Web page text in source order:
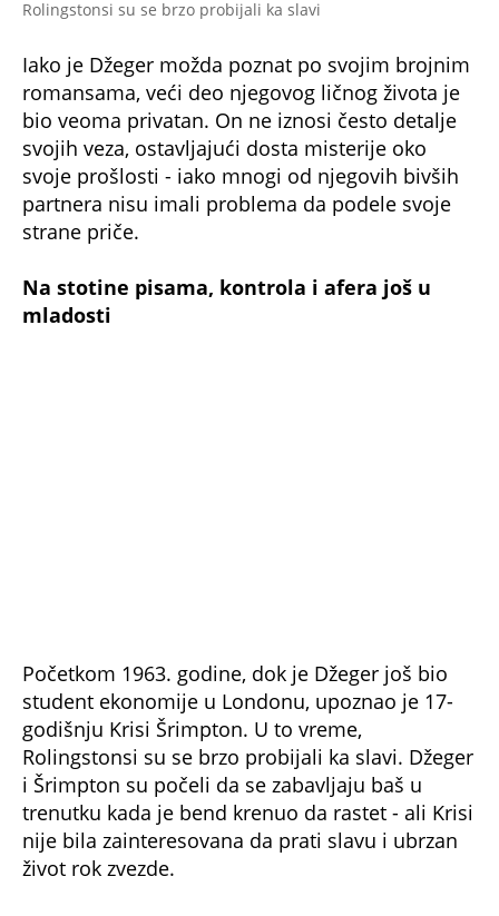
romansama, veći deo njegovog ličnog života je
bio veoma privatan. On ne iznosi često detalje
svojih veza, ostavljajući dosta misterije oko
svoje prošlosti - iako mnogi od njegovih bivših
partnera nisu imali problema da podele svoje
strane priče.
mladosti
mi je to previše, samo sam htela da vodim
normalan život i imam porodicu - rekla je
jednom prilikom.
No, turneje i putovanja za bend već su počele, a
Krisi je donekle bila svesna da Mik ne može da
joj ostane veran na tim putovanjima. Trudila se
da je to ne remeti i da da šansu ljubavi.